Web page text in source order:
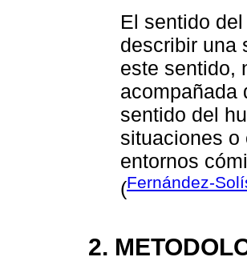
El sentido
describir una
este sentido,
acompañada
sentido del
situaciones o
entornos
(Fernández-
2.